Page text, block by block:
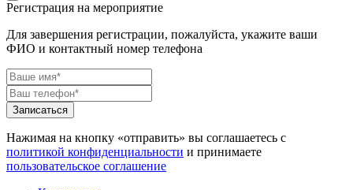
Регистрация на мероприятие
Для завершения регистрации, пожалуйста, укажите ваши
ФИО и контактный номер телефона
Нажимая на кнопку «отправить» вы соглашаетесь с
политикой конфиденциальности и принимаете
пользовательское соглашение